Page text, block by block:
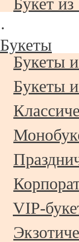
·
Букеты
Букеты
Букеты
VIP-